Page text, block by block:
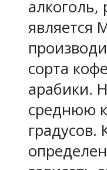
алкоголь,
является
сорта
арабики.
среднюю
градусов.